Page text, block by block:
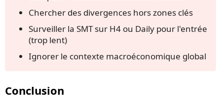
Chercher des divergences hors zones clés
Surveiller la SMT sur H4 ou Daily pour l'entrée
(trop lent)
Ignorer le contexte macroéconomique global
Conclusion